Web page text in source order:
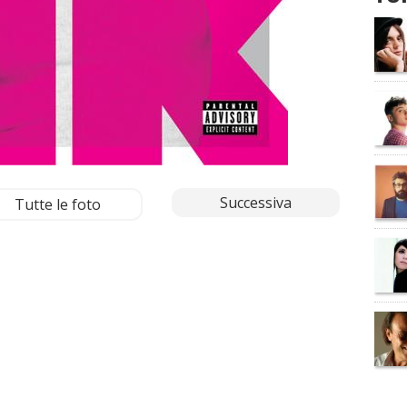
Tutte le foto Successiva